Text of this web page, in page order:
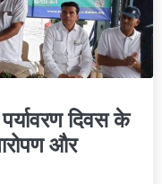
पर्यावरण दिवस के
और